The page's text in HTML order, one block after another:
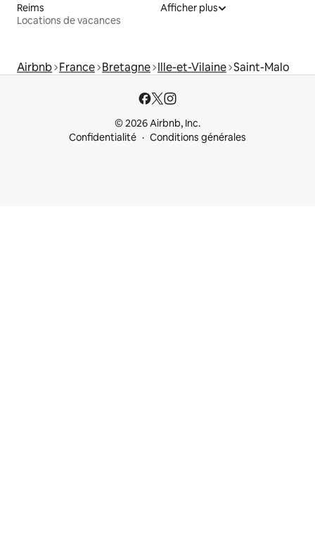
Reims
Locations de vacances
Afficher plus
Airbnb France Bretagne Ille-et-Vilaine Saint-Malo
© 2026 Airbnb, Inc.
Confidentialité
Conditions générales